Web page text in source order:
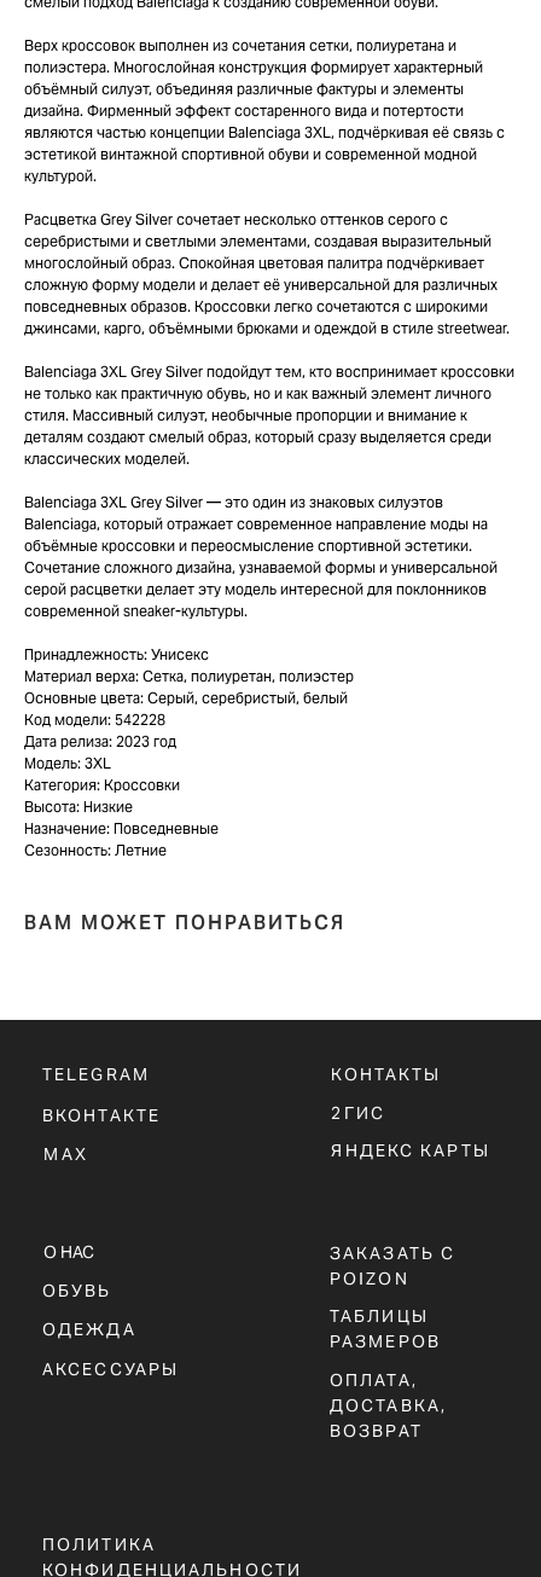
Верх кроссовок выполнен из сочетания сетки, полиуретана и
полиэстера. Многослойная конструкция формирует характерный
объёмный силуэт, объединяя различные фактуры и элементы
дизайна. Фирменный эффект состаренного вида и потертости
являются частью концепции Balenciaga 3XL, подчёркивая её связь с
эстетикой винтажной спортивной обуви и современной модной
культурой.
Расцветка Grey Silver сочетает несколько оттенков серого с
серебристыми и светлыми элементами, создавая выразительный
многослойный образ. Спокойная цветовая палитра подчёркивает
сложную форму модели и делает её универсальной для различных
повседневных образов. Кроссовки легко сочетаются с широкими
джинсами, карго, объёмными брюками и одеждой в стиле streetwear.
Balenciaga 3XL Grey Silver подойдут тем, кто воспринимает кроссовки
не только как практичную обувь, но и как важный элемент личного
стиля. Массивный силуэт, необычные пропорции и внимание к
деталям создают смелый образ, который сразу выделяется среди
классических моделей.
Balenciaga 3XL Grey Silver — это один из знаковых силуэтов
Balenciaga, который отражает современное направление моды на
объёмные кроссовки и переосмысление спортивной эстетики.
Сочетание сложного дизайна, узнаваемой формы и универсальной
серой расцветки делает эту модель интересной для поклонников
современной sneaker-культуры.
Принадлежность: Унисекс
Материал верха: Сетка, полиуретан, полиэстер
Основные цвета: Серый, серебристый, белый
Код модели: 542228
Дата релиза: 2023 год
Модель: 3XL
Категория: Кроссовки
Высота: Низкие
Назначение: Повседневные
Сезонность: Летние
ВАМ МОЖЕТ ПОНРАВИТЬСЯ
TELEGRAM
MAX ЯНДЕКС КАРТЫ
ДОСТАВКА,
ВОЗВРАТ
ПОЛИТИКА
КОНФИДЕНЦИАЛЬНОСТИ
ПОЛИТИКА
ИСПОЛЬЗОВАНИЯ
КОНТАКТЫ
ОБУВЬ
АКСЕССУАРЫ
ТАБЛИЦЫ
ЗАКАЗАТЬ С
POIZON
ЕЖЕДНЕВНО 11:00 - 21:00
О НАС